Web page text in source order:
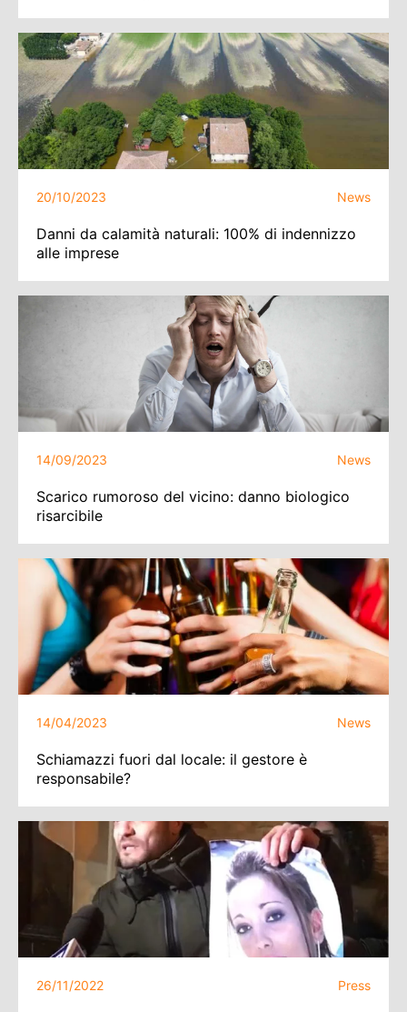
20/10/2023 News
Danni da calamità naturali: 100% di indennizzo
alle imprese
14/09/2023 News
Scarico rumoroso del vicino: danno biologico
risarcibile
14/04/2023 News
Schiamazzi fuori dal locale: il gestore è
responsabile?
26/11/2022 Press